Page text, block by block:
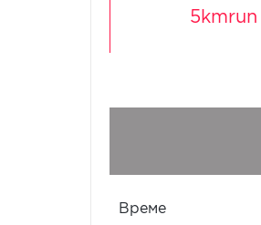
5kmrun
Време